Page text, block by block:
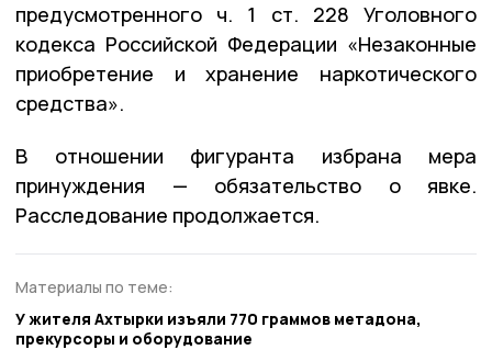
предусмотренного ч. 1 ст. 228 Уголовного
кодекса Российской Федерации «Незаконные
приобретение и хранение наркотического
средства».
В отношении фигуранта избрана мера
принуждения — обязательство о явке.
Расследование продолжается.
Материалы по теме:
У жителя Ахтырки изъяли 770 граммов метадона,
прекурсоры и оборудование